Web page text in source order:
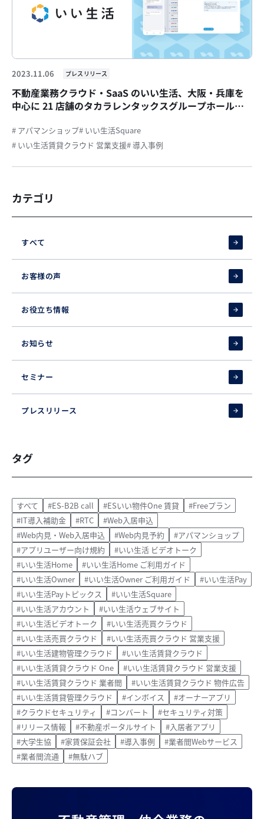
2023.11.06 プレスリリース
不動産業務クラウド・SaaS のいい生活、大阪・兵庫を
中心に 21 店舗のタカラレンタックスグループホールデ
# アパマンショップ# いい生活Square
# いい生活賃貸クラウド 営業支援# 導入事例
カテゴリ
すべて
お客様の声
お役立ち情報
お知らせ
セミナー
プレスリリース
タグ
すべて #ES-B2B call #ESいい物件One 賃貸
#Freeプラン
#IT導入補助金
#RTC
#Web入居申込
#Web内見・Web入居申込
#Web内見予約
#アパマンショップ
#アプリユーザー向け規約
#いい生活 ビデオトーク
#いい生活Home
#いい生活Home ご利用ガイド
#いい生活Owner
#いい生活Owner ご利用ガイド
#いい生活Pay
#いい生活Payトピックス
#いい生活Square
#いい生活アカウント
#いい生活ウェブサイト
#いい生活ビデオトーク
#いい生活売買クラウド
#いい生活売買クラウド
#いい生活売買クラウド 営業支援
#いい生活建物管理クラウド
#いい生活賃貸クラウド
#いい生活賃貸クラウド One
#いい生活賃貸クラウド 営業支援
#いい生活賃貸クラウド 業者間
#いい生活賃貸クラウド 物件広告
#いい生活賃貸管理クラウド
#インボイス
#オーナーアプリ
#クラウドセキュリティ
#コンバート
#セキュリティ対策
#リリース情報
#不動産ポータルサイト
#入居者アプリ
#大学生協
#家賃保証会社 #導入事例
#業者間Webサービス
#業者間流通
#無駄ハブ